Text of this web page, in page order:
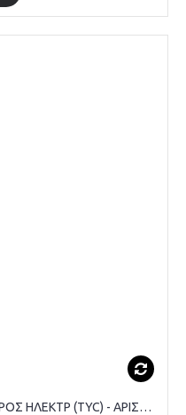
CITROEN C2 03-08 ΦΑΝΟΣ ΕΜΠΡΟΣ ΗΛΕΚΤΡ (TYC) - ΑΡΙΣΤΕΡΟ